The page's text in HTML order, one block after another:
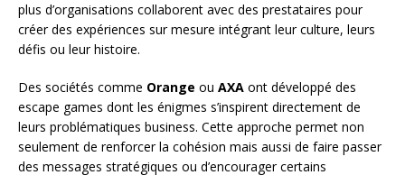
plus d’organisations collaborent avec des prestataires pour
créer des expériences sur mesure intégrant leur culture, leurs
défis ou leur histoire.
Des sociétés comme Orange ou AXA ont développé des
escape games dont les énigmes s’inspirent directement de
leurs problématiques business. Cette approche permet non
seulement de renforcer la cohésion mais aussi de faire passer
des messages stratégiques ou d’encourager certains